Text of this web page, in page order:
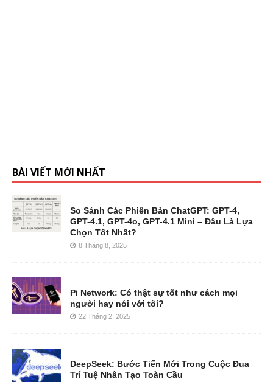
BÀI VIẾT MỚI NHẤT
So Sánh Các Phiên Bản ChatGPT: GPT-4,
GPT-4.1, GPT-4o, GPT-4.1 Mini – Đâu Là Lựa
Chọn Tốt Nhất?
8 Tháng 8, 2025
Pi Network: Có thật sự tốt như cách mọi
người hay nói với tôi?
22 Tháng 2, 2025
DeepSeek: Bước Tiến Mới Trong Cuộc Đua
Trí Tuệ Nhân Tạo Toàn Cầu